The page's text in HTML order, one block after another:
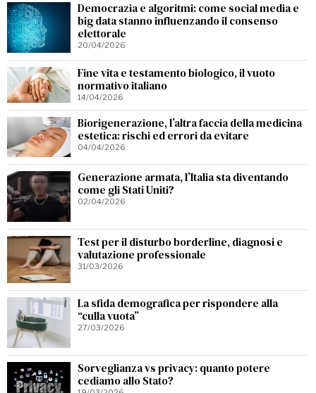
Democrazia e algoritmi: come social media e
big data stanno influenzando il consenso
elettorale
20/04/2026
Fine vita e testamento biologico, il vuoto
normativo italiano
14/04/2026
Biorigenerazione, l’altra faccia della medicina
estetica: rischi ed errori da evitare
04/04/2026
Generazione armata, l’Italia sta diventando
come gli Stati Uniti?
02/04/2026
Test per il disturbo borderline, diagnosi e
valutazione professionale
31/03/2026
La sfida demografica per rispondere alla
“culla vuota”
27/03/2026
Sorveglianza vs privacy: quanto potere
cediamo allo Stato?